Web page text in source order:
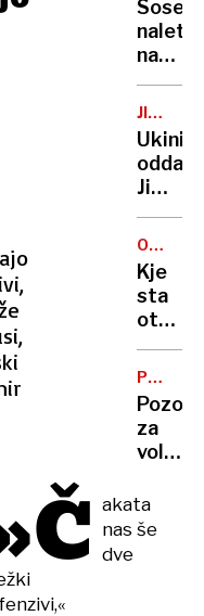
akata
nas še
dve
vožnje
v
Sosed
naletel
na
mlako
krvi
in iz
rešil
fantka
JIMMY
KIMMEL
LIVE!
Ukinili
oddajo
krive
so
izjave
o
umoru
ODVZEM
OSEBE
Kje
sta
po
petih
letih
še
vedno
ni
za
bodo
na